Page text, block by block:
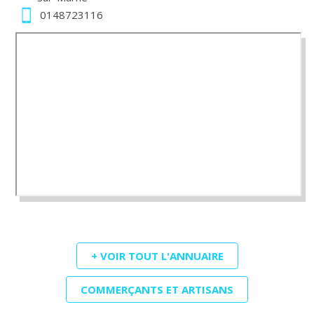
0148723116
+ VOIR TOUT L'ANNUAIRE
COMMERÇANTS ET ARTISANS